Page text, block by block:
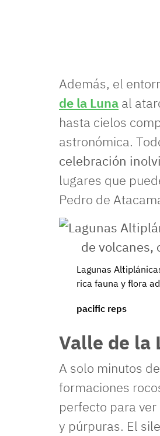
Además, el
de la Luna al
hasta cielos
astronómica.
celebración
lugares que
Pedro de
Lagunas
rica fauna y flora
pacific reps
Valle de la
A solo minutos
formaciones
perfecto para
y púrpuras. El